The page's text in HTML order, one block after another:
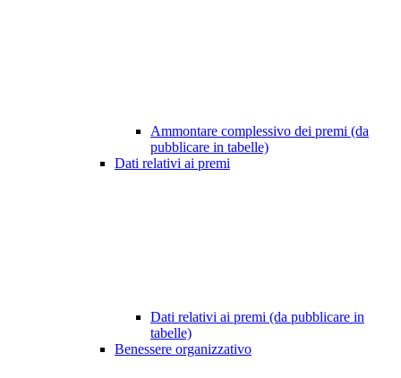
Ammontare complessivo dei premi (da
pubblicare in tabelle)
Dati relativi ai premi
Dati relativi ai premi (da pubblicare in
tabelle)
Benessere organizzativo